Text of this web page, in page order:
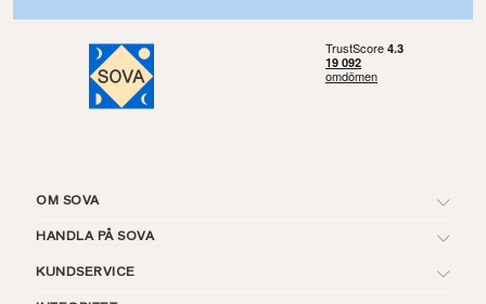
OM SOVA
HANDLA PÅ SOVA
KUNDSERVICE